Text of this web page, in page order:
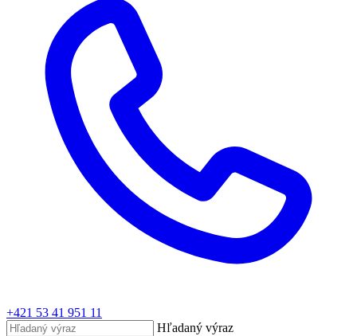
+421 53 41 951 11
Hľadaný výraz